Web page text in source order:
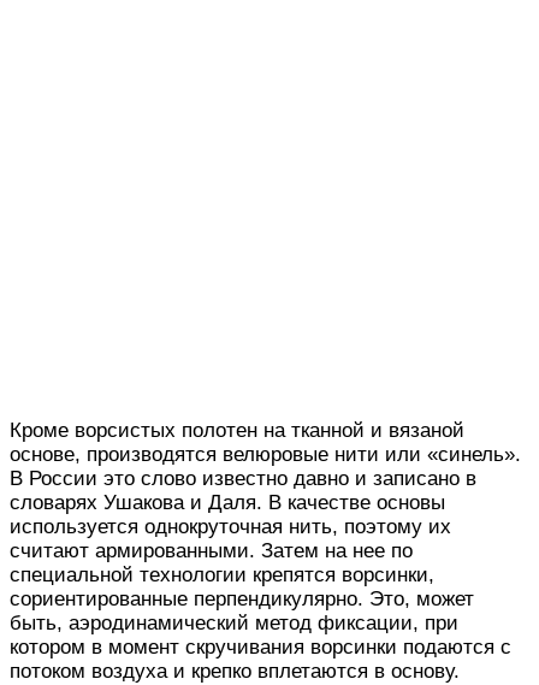
Кроме ворсистых полотен на тканной и вязаной
основе, производятся велюровые нити или «синель».
В России это слово известно давно и записано в
словарях Ушакова и Даля. В качестве основы
используется однокруточная нить, поэтому их
считают армированными. Затем на нее по
специальной технологии крепятся ворсинки,
сориентированные перпендикулярно. Это, может
быть, аэродинамический метод фиксации, при
котором в момент скручивания ворсинки подаются с
потоком воздуха и крепко вплетаются в основу.